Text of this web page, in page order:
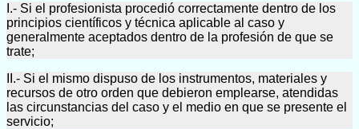
I.- Si el profesionista procedió correctamente dentro de los
principios científicos y técnica aplicable al caso y
generalmente aceptados dentro de la profesión de que se
trate;
II.- Si el mismo dispuso de los instrumentos, materiales y
recursos de otro orden que debieron emplearse, atendidas
las circunstancias del caso y el medio en que se presente el
servicio;